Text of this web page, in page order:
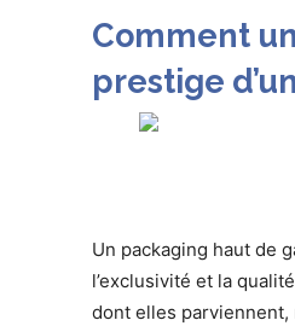
Comment
prestige
Un packaging haut de
l’exclusivité et la
dont elles parviennent,